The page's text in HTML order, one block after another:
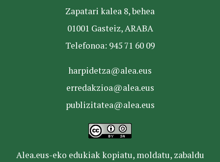
Zapatari kalea 8, behea
01001 Gasteiz, ARABA
Telefonoa: 945 71 60 09
harpidetza@alea.eus
erredakzioa@alea.eus
publizitatea@alea.eus
Alea.eus-eko edukiak kopiatu, moldatu, zabaldu